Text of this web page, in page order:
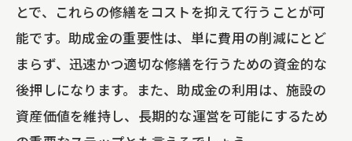
とで、これらの修繕をコストを抑えて行うことが可
能です。助成金の重要性は、単に費用の削減にとど
まらず、迅速かつ適切な修繕を行うための資金的な
後押しになります。また、助成金の利用は、施設の
資産価値を維持し、長期的な運営を可能にするため